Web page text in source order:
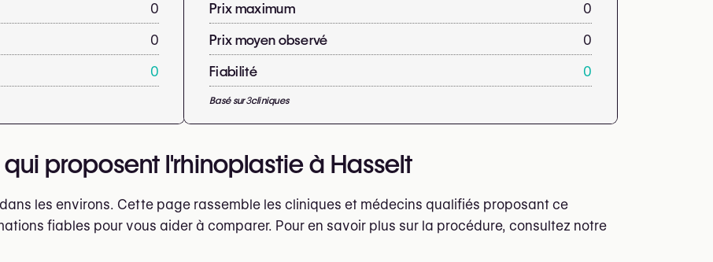
0
0
0
Prix maximum
0
Prix moyen observé
0
Fiabilité
0
Basé sur3cliniques
proposent l'rhinoplastie à Hasselt
les environs. Cette page rassemble les cliniques et médecins qualifiés proposant ce
fiables pour vous aider à comparer. Pour en savoir plus sur la procédure, consultez notre